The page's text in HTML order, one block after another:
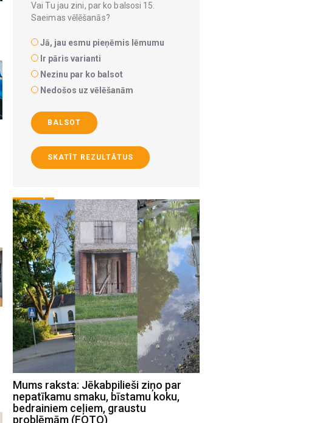
Vai Tu jau zini, par ko balsosi 15.
Saeimas vēlēšanās?
Jā, jau esmu pieņēmis lēmumu
Ir pāris varianti
Nezinu par ko balsot
Nedošos uz vēlēšanām
BALSOT
SKATĪT REZULTĀTUS
Mums raksta: Jēkabpilieši ziņo par
nepatīkamu smaku, bīstamu koku,
bedrainiem ceļiem, graustu
problēmām (FOTO)